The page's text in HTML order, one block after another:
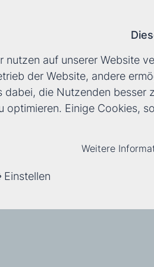
KLIMA › FANCOILS ›
nutzen auf unserer Website
der Website, andere
dabei, die Nutzenden besser
optimieren. Einige Cookies,
Weitere
Einstellen